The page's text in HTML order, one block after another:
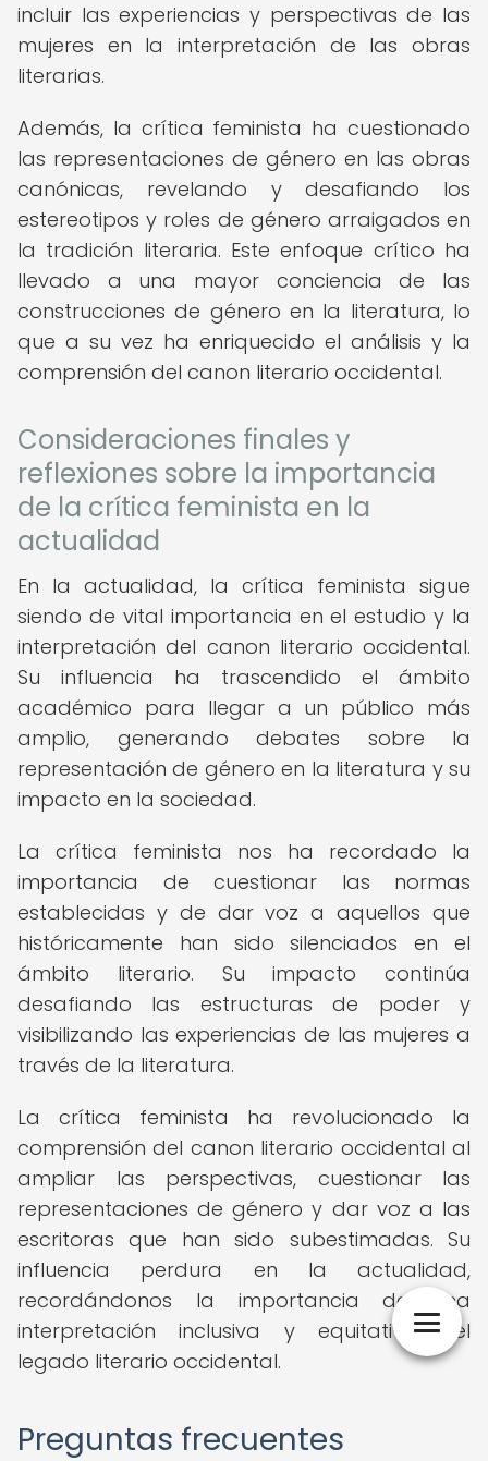
incluir las experiencias y perspectivas de las
mujeres en la interpretación de las obras
literarias.
Además, la crítica feminista ha cuestionado
las representaciones de género en las obras
canónicas, revelando y desafiando los
estereotipos y roles de género arraigados en
la tradición literaria. Este enfoque crítico ha
llevado a una mayor conciencia de las
construcciones de género en la literatura, lo
que a su vez ha enriquecido el análisis y la
comprensión del canon literario occidental.
Consideraciones finales y
reflexiones sobre la importancia
de la crítica feminista en la
actualidad
En la actualidad, la crítica feminista sigue
siendo de vital importancia en el estudio y la
interpretación del canon literario occidental.
Su influencia ha trascendido el ámbito
académico para llegar a un público más
amplio, generando debates sobre la
representación de género en la literatura y su
impacto en la sociedad.
La crítica feminista nos ha recordado la
importancia de cuestionar las normas
establecidas y de dar voz a aquellos que
históricamente han sido silenciados en el
ámbito literario. Su impacto continúa
desafiando las estructuras de poder y
visibilizando las experiencias de las mujeres a
través de la literatura.
La crítica feminista ha revolucionado la
comprensión del canon literario occidental al
ampliar las perspectivas, cuestionar las
representaciones de género y dar voz a las
escritoras que han sido subestimadas. Su
influencia perdura en la actualidad,
recordándonos la importancia de una
interpretación inclusiva y equitativa del
legado literario occidental.
Preguntas frecuentes